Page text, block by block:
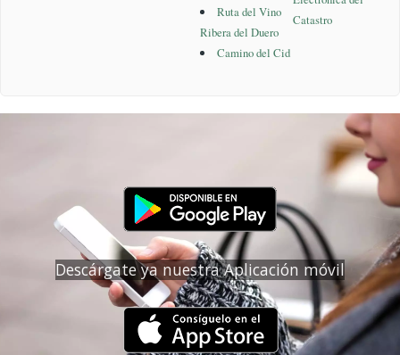
Ruta del Vino
Ribera del Duero
Camino del Cid
Catastro
Descárgate ya nuestra Aplicación móvil